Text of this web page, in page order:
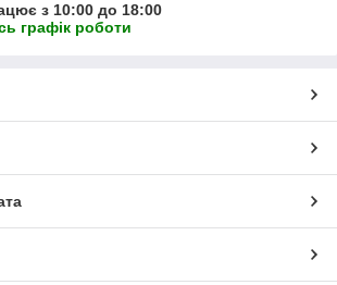
з 10:00 до 18:00
графік роботи